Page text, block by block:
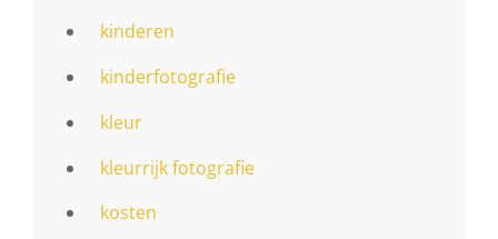
kinderen
kinderfotografie
kleur
kleurrijk fotografie
kosten